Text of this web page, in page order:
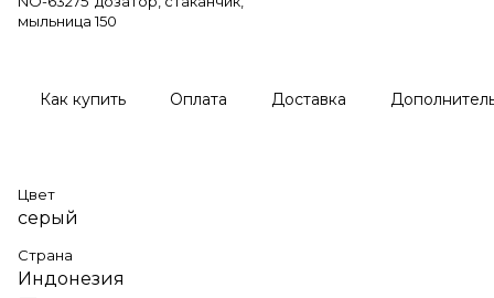
мыльница 150
Как купить Оплата Доставка
Цвет
серый
Страна
Индонезия